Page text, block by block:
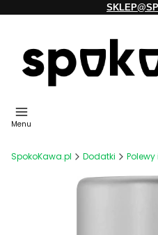
Menu
SpokoKawa.pl Dodatki